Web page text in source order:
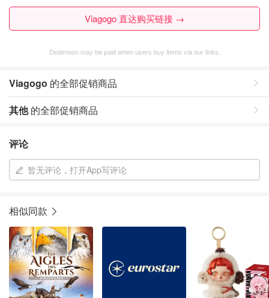
Viagogo 直达购买链接 →
Dealmoon may be paid when users buy items via our links.
Viagogo 的全部促销商品
其他的全部促销商品
评论
暂无评论，打开App写评论
相似同款